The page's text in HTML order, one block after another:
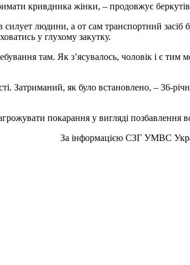
кривдника жінки, – продовжує
людини, а от сам транспортний засіб
у глухому закутку.
там. Як з’ясувалось, чоловік і є тим
Затриманий, як було встановлено, – 36-
покарання у вигляді позбавлення
За інформацією СЗГ УМВС